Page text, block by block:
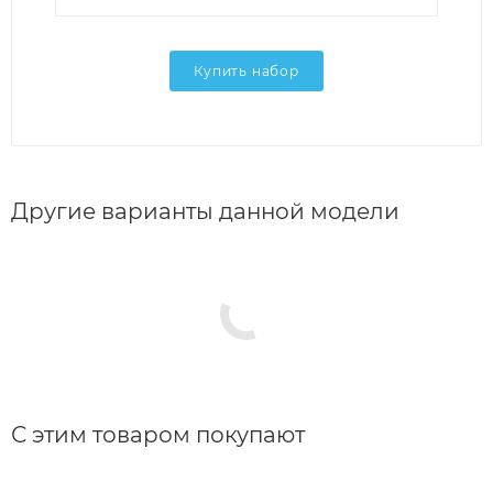
Купить набор
Другие варианты данной модели
С этим товаром покупают